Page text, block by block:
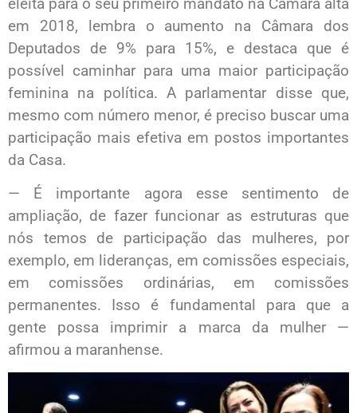
em 2018, lembra o aumento na Câmara dos
Deputados de 9% para 15%, e destaca que é
possível caminhar para uma maior participação
feminina na política. A parlamentar disse que,
mesmo com número menor, é preciso buscar uma
participação mais efetiva em postos importantes
da Casa.
— É importante agora esse sentimento de
ampliação, de fazer funcionar as estruturas que
nós temos de participação das mulheres, por
exemplo, em lideranças, em comissões especiais,
em comissões ordinárias, em comissões
permanentes. Isso é fundamental para que a
gente possa imprimir a marca da mulher —
afirmou a maranhense.